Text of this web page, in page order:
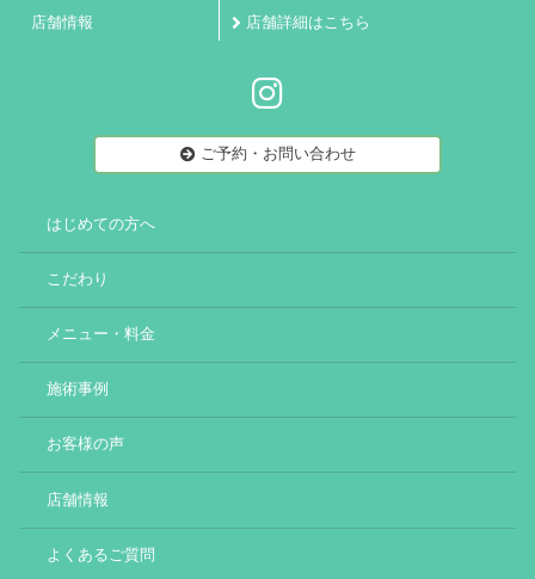
店舗情報 店舗詳細はこちら
ご予約・お問い合わせ
はじめての方へ
こだわり
メニュー・料金
施術事例
お客様の声
店舗情報
よくあるご質問